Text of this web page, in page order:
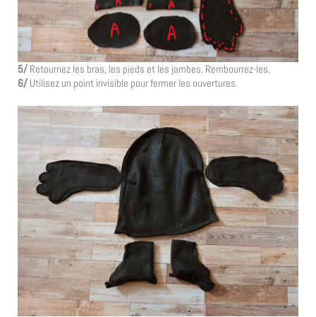
5/ Retournez les bras, les pieds et les jambes. Rembourrez-les.
6/ Utilisez un point invisible pour fermer les ouvertures.